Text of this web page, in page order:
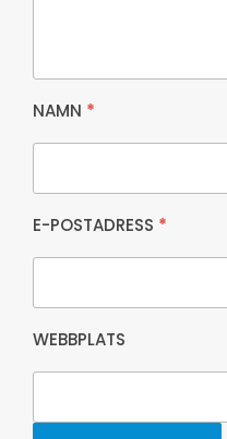
NAMN *
E-POSTADRESS *
WEBBPLATS